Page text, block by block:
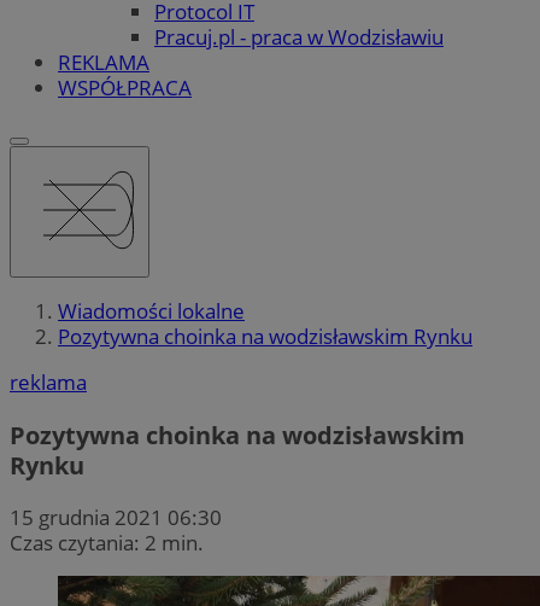
Protocol IT
Pracuj.pl - praca w Wodzisławiu
REKLAMA
WSPÓŁPRACA
Wiadomości lokalne
Pozytywna choinka na wodzisławskim Rynku
reklama
Pozytywna choinka na wodzisławskim
Rynku
15 grudnia 2021 06:30
Czas czytania: 2 min.